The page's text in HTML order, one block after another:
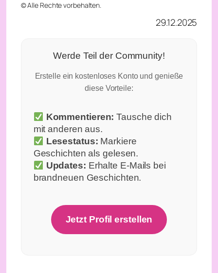
© Alle Rechte vorbehalten.
29.12.2025
Werde Teil der Community!
Erstelle ein kostenloses Konto und genieße
diese Vorteile:
Kommentieren: Tausche dich
mit anderen aus.
Lesestatus: Markiere
Geschichten als gelesen.
Updates: Erhalte E-Mails bei
brandneuen Geschichten.
Jetzt Profil erstellen